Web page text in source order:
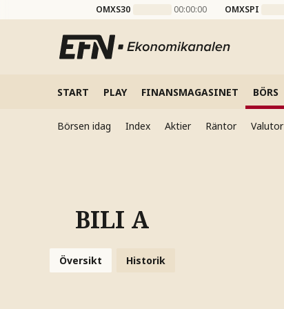
OMXS30 00:00:00 OMXSPI
START PLAY FINANSMAGASINET BÖRS
Börsen idag Index Aktier Räntor Valutor
BILI A
Översikt Historik